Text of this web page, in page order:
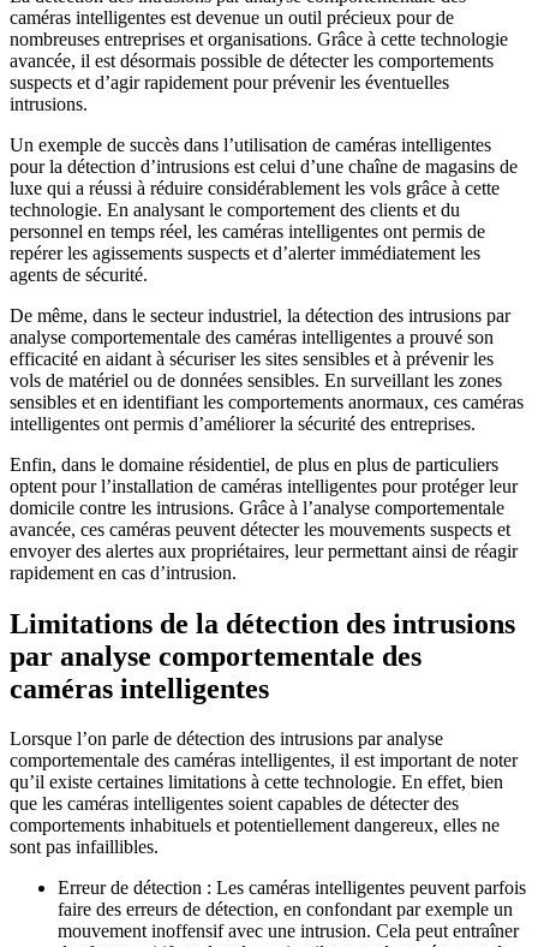
caméras intelligentes est devenue un outil précieux pour de
nombreuses entreprises et organisations. Grâce à cette technologie
avancée, il est désormais possible de détecter les comportements
suspects et d’agir rapidement pour prévenir les éventuelles
intrusions.
Un exemple de succès dans l’utilisation de caméras intelligentes
pour la détection d’intrusions est celui d’une chaîne de magasins de
luxe qui a réussi à réduire considérablement les vols grâce à cette
technologie. En analysant le comportement des clients et du
personnel en temps réel, les caméras intelligentes ont permis de
repérer les agissements suspects et d’alerter immédiatement les
agents de sécurité.
De même, dans le secteur industriel, la détection des intrusions par
analyse comportementale des caméras intelligentes a prouvé son
efficacité en aidant à sécuriser les sites sensibles et à prévenir les
vols de matériel ou de données sensibles. En surveillant les zones
sensibles et en identifiant les comportements anormaux, ces caméras
intelligentes ont permis d’améliorer la sécurité des entreprises.
Enfin, dans le domaine résidentiel, de plus en plus de particuliers
optent pour l’installation de caméras intelligentes pour protéger leur
domicile contre les intrusions. Grâce à l’analyse comportementale
avancée, ces caméras peuvent détecter les mouvements suspects et
envoyer des alertes aux propriétaires, leur permettant ainsi de réagir
rapidement en cas d’intrusion.
Limitations de la détection des intrusions
par analyse comportementale des
caméras intelligentes
Lorsque l’on parle de détection des intrusions par analyse
comportementale des caméras intelligentes, il est important de noter
qu’il existe certaines limitations à cette technologie. En effet, bien
que les caméras intelligentes soient capables de détecter des
comportements inhabituels et potentiellement dangereux, elles ne
sont pas infaillibles.
Erreur de détection : Les caméras intelligentes peuvent parfois
faire des erreurs de détection, en confondant par exemple un
mouvement inoffensif avec une intrusion. Cela peut entraîner